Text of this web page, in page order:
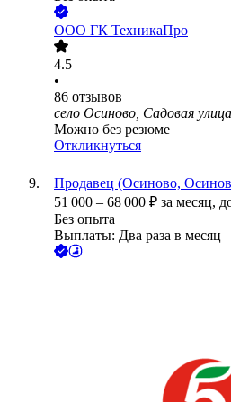
ООО ГК ТехникаПро
4.5
•
86 отзывов
село Осиново, Садовая
Можно без резюме
Откликнуться
Продавец (Осиново,
51 000 – 68 000 ₽ за месяц,
Без опыта
Выплаты: Два раза в месяц